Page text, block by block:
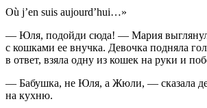
Où j’en suis aujourd’hui…»
— Юля, подойди сюда! — Мария
с кошками ее внучка. Девочка подняла
в ответ, взяла одну из кошек на руки и
— Бабушка, не Юля, а Жюли, — сказала
на кухню.